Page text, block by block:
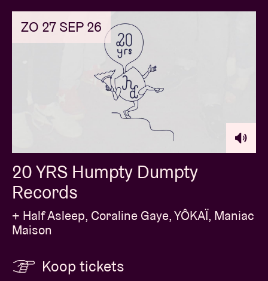
ZO 27 SEP 26
20 YRS Humpty Dumpty
Records
+ Half Asleep, Coraline Gaye, YÔKAÏ, Maniac
Maison
Koop tickets